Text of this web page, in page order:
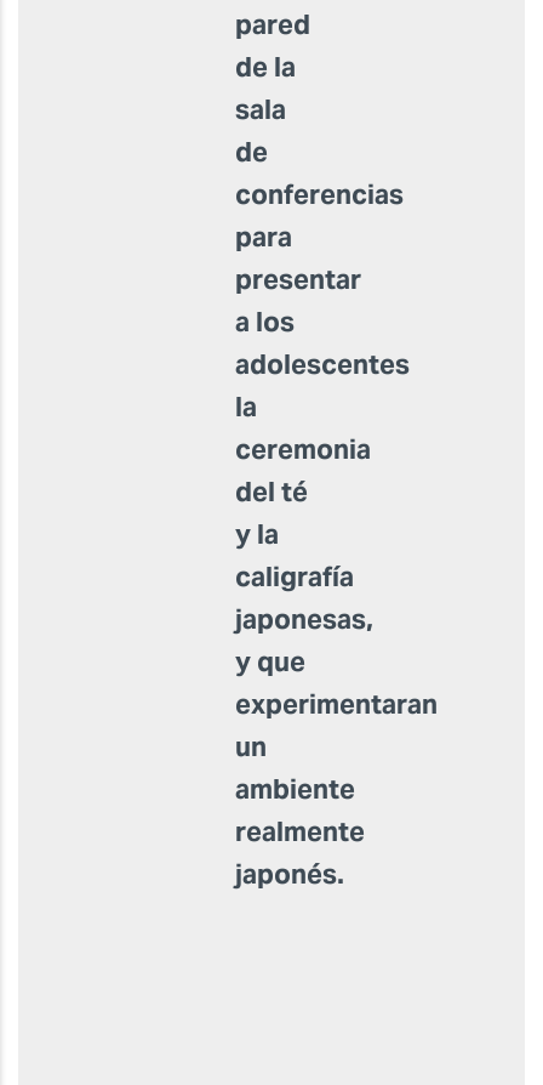
pared
de la
sala
de
conferencias
para
presentar
a los
adolescentes
la
ceremonia
del té
y la
caligrafía
japonesas,
y que
experimentaran
un
ambiente
realmente
japonés.